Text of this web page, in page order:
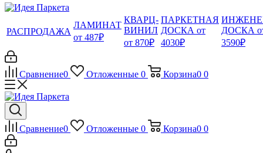
РАСПРОДАЖА
ЛАМИНАТ
от 487₽
КВАРЦ-
ВИНИЛ
от 870₽
ПАРКЕТНАЯ
ДОСКА от
4030₽
ДОСКА
3590₽
Сравнение0 Отложенные 0 Корзина0 0
Сравнение0 Отложенные 0 Корзина0 0